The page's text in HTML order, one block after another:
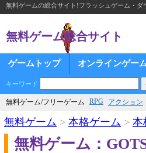
無料ゲームの総合サイト!フラッシュゲーム・
無料ゲーム総合サイト
ゲームトップ オンラインゲー
キーワード
無料ゲーム/フリーゲーム RPG アクション
無料ゲーム > 本格ゲーム > 本
無料ゲーム：